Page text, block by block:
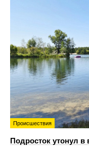
Происшествия
Подросток утонул